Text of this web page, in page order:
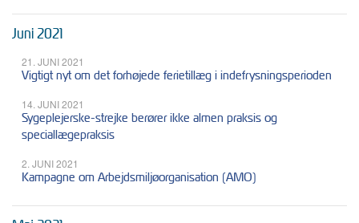
Juni 2021
21. JUNI 2021
Vigtigt nyt om det forhøjede ferietillæg i indefrysningsperioden
14. JUNI 2021
Sygeplejerske-strejke berører ikke almen praksis og
speciallægepraksis
2. JUNI 2021
Kampagne om Arbejdsmiljøorganisation (AMO)